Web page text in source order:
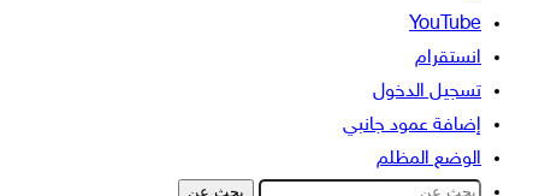
‫YouTube
انستقرام
تسجيل الدخول
إضافة عمود جانبي
الوضع المظلم
بحث عن